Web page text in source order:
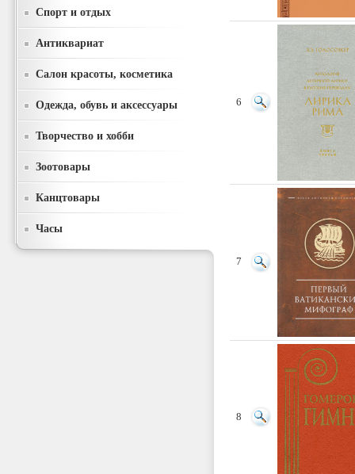
Спорт и отдых
Антиквариат
Салон красоты, косметика
Одежда, обувь и аксессуары
Творчество и хобби
Зоотовары
Канцтовары
Часы
6
7
8